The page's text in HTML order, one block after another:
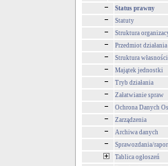
Status prawny
Statuty
Struktura
Przedmiot
Struktura
Majątek jednostki
Tryb działania
Załatwianie spraw
Ochrona Danych
Zarządzenia
Archiwa danych
Sprawozdania/
Tablica ogłoszeń